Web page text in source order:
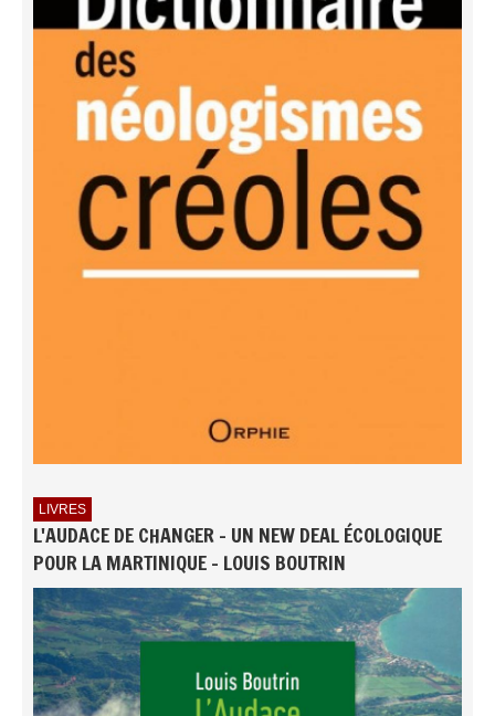
LIVRES
L'AUDACE DE CHANGER - UN NEW DEAL ÉCOLOGIQUE
POUR LA MARTINIQUE - LOUIS BOUTRIN